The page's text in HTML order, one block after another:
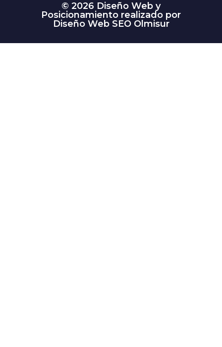
© 2026 Diseño Web y
Posicionamiento realizado por
Diseño Web SEO Olmisur